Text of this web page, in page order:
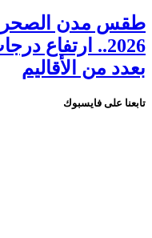
2026.. ارتفاع
بعدد من الأقاليم
تابعنا على فايسبوك